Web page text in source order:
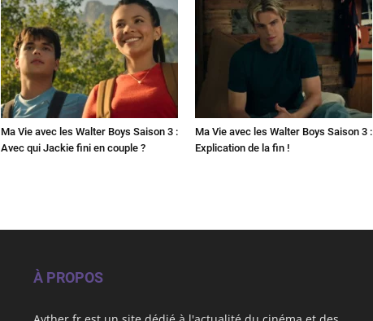
Ma Vie avec les Walter Boys Saison 3 :
Avec qui Jackie fini en couple ?
Ma Vie avec les Walter Boys Saison 3 :
Explication de la fin !
À PROPOS